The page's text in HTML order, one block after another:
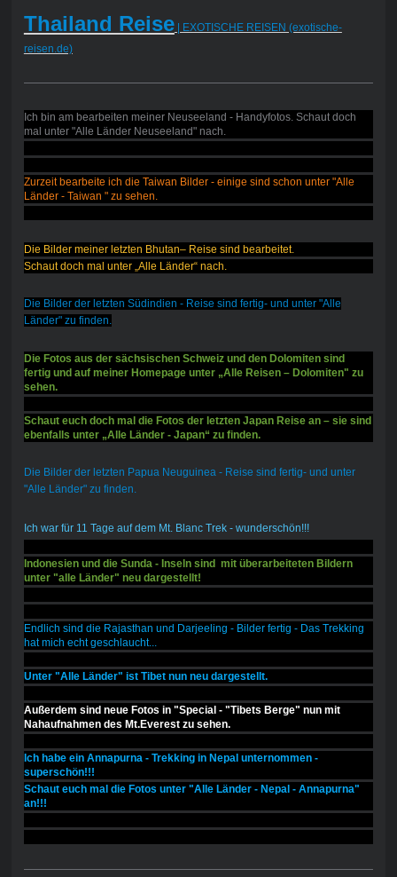
Thailand Reise| EXOTISCHE REISEN (exotische-
reisen.de)
Ich bin am bearbeiten meiner Neuseeland - Handyfotos. Schaut doch
mal unter "Alle Länder Neuseeland" nach.
Zurzeit bearbeite ich die Taiwan Bilder - einige sind schon unter "Alle
Länder - Taiwan " zu sehen.
Die Bilder meiner letzten Bhutan– Reise sind bearbeitet.
Schaut doch mal unter „Alle Länder“ nach.
Die Bilder der letzten Südindien - Reise sind fertig- und unter "Alle
Länder" zu finden.
Die Fotos aus der sächsischen Schweiz und den Dolomiten sind
fertig und auf meiner Homepage unter „Alle Reisen – Dolomiten" zu
sehen.
Schaut euch doch mal die Fotos der letzten Japan Reise an – sie sind
ebenfalls unter „Alle Länder - Japan“ zu finden.
Die Bilder der letzten Papua Neuguinea - Reise sind fertig- und unter
"Alle Länder" zu finden.
Ich war für 11 Tage auf dem Mt. Blanc Trek - wunderschön!!!
Indonesien und die Sunda - Inseln sind mit überarbeiteten Bildern
unter "alle Länder" neu dargestellt!
Endlich sind die Rajasthan und Darjeeling - Bilder fertig - Das Trekking
hat mich echt geschlaucht...
Unter "Alle Länder" ist Tibet nun neu dargestellt.
Außerdem sind neue Fotos in "Special - "Tibets Berge" nun mit
Nahaufnahmen des Mt.Everest zu sehen.
Ich habe ein Annapurna - Trekking in Nepal unternommen -
superschön!!!
Schaut euch mal die Fotos unter "Alle Länder - Nepal - Annapurna"
an!!!